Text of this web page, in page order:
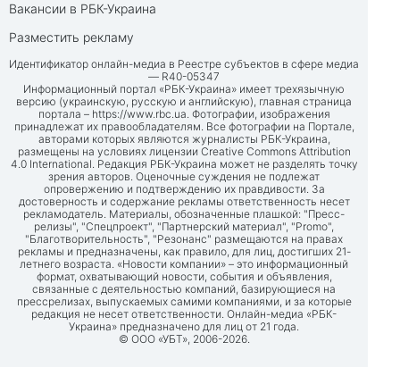
Вакансии в РБК-Украина
Разместить рекламу
Идентификатор онлайн-медиа в Реестре субъектов в сфере медиа
— R40-05347
Информационный портал «РБК-Украина» имеет трехязычную
версию (украинскую, русскую и английскую), главная страница
портала – https://www.rbc.ua. Фотографии, изображения
принадлежат их правообладателям. Все фотографии на Портале,
авторами которых являются журналисты РБК-Украина,
размещены на условиях лицензии Creative Commons Attribution
4.0 International. Редакция РБК-Украина может не разделять точку
зрения авторов. Оценочные суждения не подлежат
опровержению и подтверждению их правдивости. За
достоверность и содержание рекламы ответственность несет
рекламодатель. Материалы, обозначенные плашкой: "Пресс-
релизы", "Спецпроект", "Партнерский материал", "Promo",
"Благотворительность", "Резонанс" размещаются на правах
рекламы и предназначены, как правило, для лиц, достигших 21-
летнего возраста. «Новости компании» – это информационный
формат, охватывающий новости, события и объявления,
связанные с деятельностью компаний, базирующиеся на
прессрелизах, выпускаемых самими компаниями, и за которые
редакция не несет ответственности. Онлайн-медиа «РБК-
Украина» предназначено для лиц от 21 года.
© ООО «УБТ», 2006-2026.